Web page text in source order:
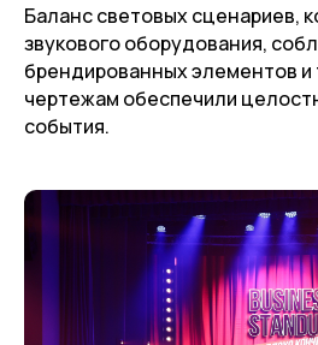
Баланс световых сценариев,
звукового оборудования,
брендированных элементов
чертежам обеспечили
события.